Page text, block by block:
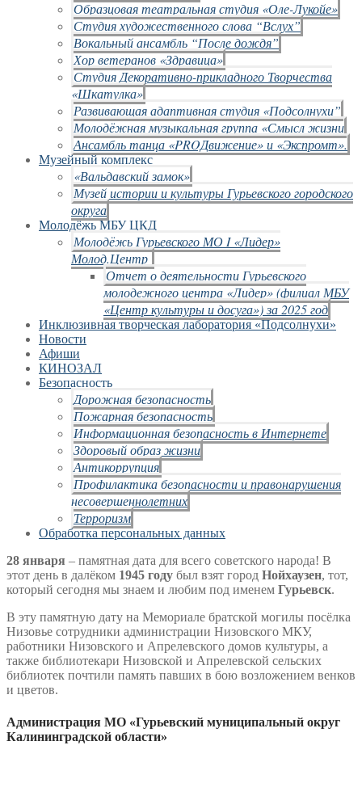
Образцовая театральная студия «Оле-Лукойе»
Студия художественного слова “Вслух”
Вокальный ансамбль “После дождя”
Хор ветеранов «Здравица»
Студия Декоративно-прикладного Творчества
«Шкатулка»
Развивающая адаптивная студия «Подсолнухи”
Молодёжная музыкальная группа «Смысл жизни
Ансамбль танца «PROДвижение» и «Экспромт».
Музейный комплекс
«Вальдавский замок»
Музей истории и культуры Гурьевского городского
округа
Молодёжь МБУ ЦКД
Молодёжь Гурьевского МО I «Лидер»
Молод.Центр
Отчет о деятельности Гурьевского
молодежного центра «Лидер» (филиал МБУ
«Центр культуры и досуга») за 2025 год
Инклюзивная творческая лаборатория «Подсолнухи»
Новости
Афиши
КИНОЗАЛ
Безопасность
Дорожная безопасность
Пожарная безопасность
Информационная безопасность в Интернете
Здоровый образ жизни
Антикоррупция
Профилактика безопасности и правонарушения
несовершеннолетних
Терроризм
Обработка персональных данных
28 января – памятная дата для всего советского народа! В
этот день в далёком 1945 году был взят город Нойхаузен, тот,
который сегодня мы знаем и любим под именем Гурьевск.
В эту памятную дату на Мемориале братской могилы посёлка
Низовье сотрудники администрации Низовского МКУ,
работники Низовского и Апрелевского домов культуры, а
также библиотекари Низовской и Апрелевской сельских
библиотек почтили память павших в бою возложением венков
и цветов.
Администрация МО «Гурьевский муниципальный округ
Калининградской области»